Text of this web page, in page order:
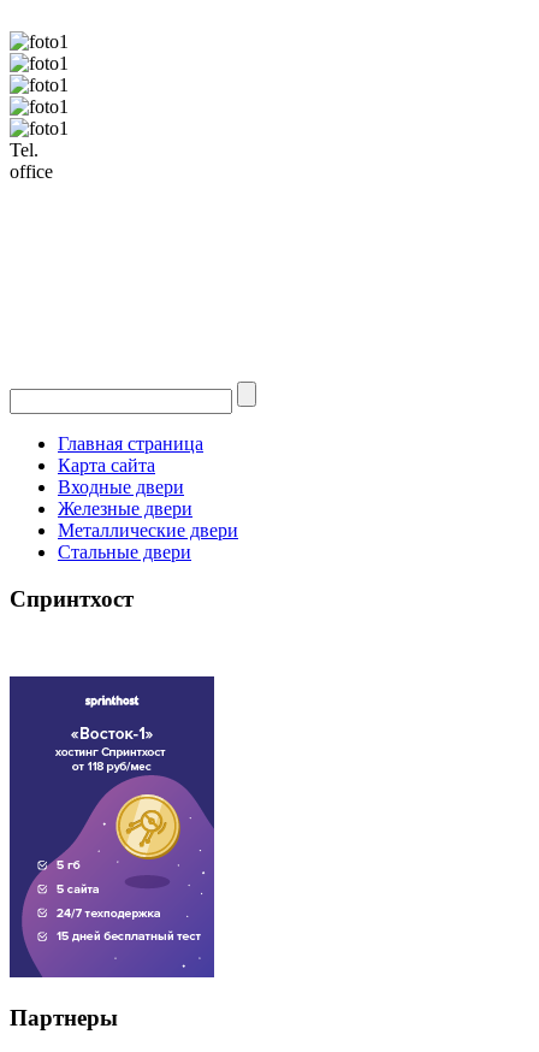
Tel.
office
Главная страница
Карта сайта
Входные двери
Железные двери
Металлические двери
Стальные двери
Спринтхост
Партнеры